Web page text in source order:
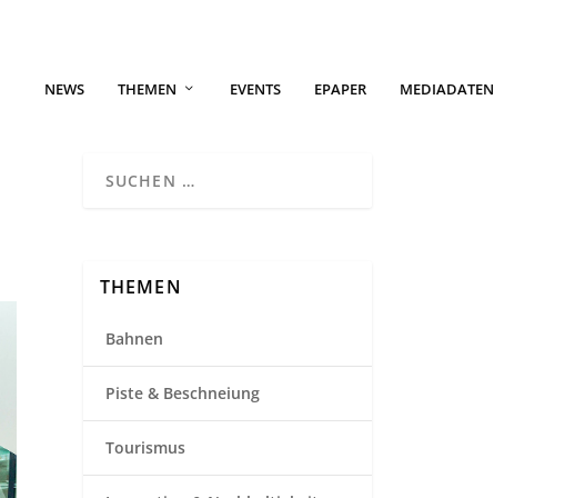
NEWS THEMEN EVENTS EPAPER MEDIADATEN
THEMEN
Bahnen
Piste & Beschneiung
Tourismus